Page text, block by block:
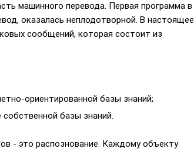
машинного перевода. Первая программа в
оказалась неплодотворной. В настоящее
сообщений, которая состоит из
ориентированной базы знаний;
базы знаний.
- это распознование. Каждому объекту